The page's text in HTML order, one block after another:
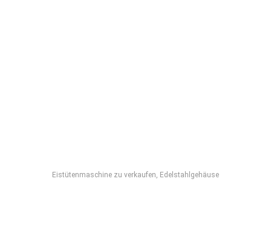
Eistütenmaschine zu verkaufen, Edelstahlgehäuse